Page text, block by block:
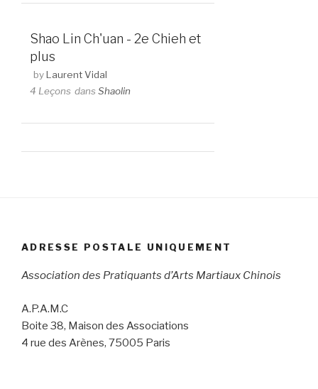
Shao Lin Ch'uan - 2e Chieh et
plus
byLaurent Vidal
4 Leçons dansShaolin
ADRESSE POSTALE UNIQUEMENT
Association des Pratiquants d’Arts Martiaux Chinois
A.P.A.M.C
Boite 38, Maison des Associations
4 rue des Arènes, 75005 Paris